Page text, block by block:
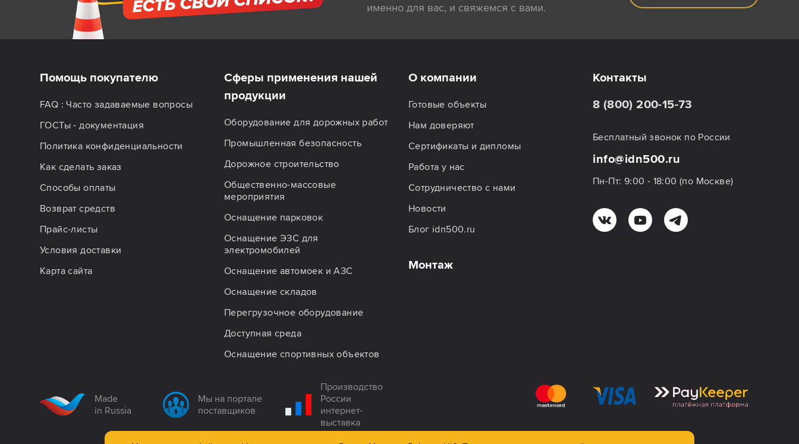
именно для вас, и свяжемся с вами.
Помощь покупателю
FAQ : Часто задаваемые вопросы
ГОСТы - документация
Политика конфиденциальности
Как сделать заказ
Способы оплаты
Возврат средств
Прайс-листы
Условия доставки
Карта сайта
Сферы применения нашей
продукции
Оборудование для дорожных работ
Промышленная безопасность
Дорожное строительство
Общественно-массовые
мероприятия
Оснащение парковок
Оснащение ЭЗС для
электромобилей
Оснащение автомоек и АЗС
Оснащение складов
Перегрузочное оборудование
Доступная среда
Оснащение спортивных объектов
О компании
Готовые объекты
Нам доверяют
Сертификаты и дипломы
Работа у нас
Сотрудничество с нами
Новости
Блог idn500.ru
Монтаж
Контакты
8 (800) 200-15-73
Бесплатный звонок по России
info@idn500.ru
Пн-Пт: 9:00 - 18:00 (по Москве)
Made
in Russia
Мы на портале
поставщиков
Производство
России
интернет-
выставка